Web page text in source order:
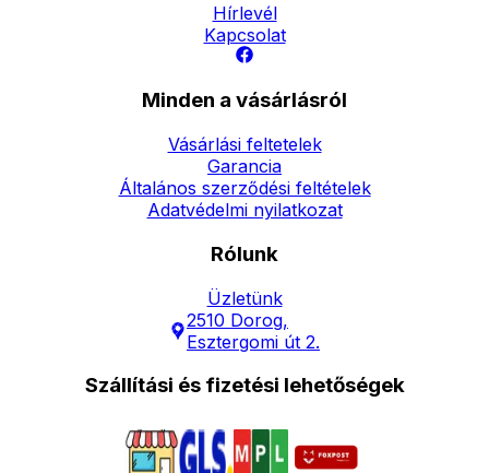
Hírlevél
Kapcsolat
Minden a vásárlásról
Vásárlási feltetelek
Garancia
Általános szerződési feltételek
Adatvédelmi nyilatkozat
Rólunk
Üzletünk
2510 Dorog,
Esztergomi út 2.
Szállítási és fizetési lehetőségek